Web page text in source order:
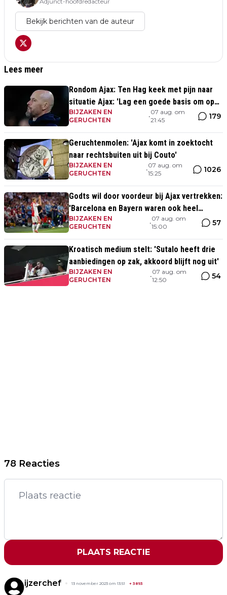
Bekijk berichten van de auteur
Lees meer
Rondom Ajax: Ten Hag keek met pijn naar
situatie Ajax: 'Lag een goede basis om op
voort te borduren'
BIJZAKEN EN
GERUCHTEN
•
07 aug. om
21:45
179
Geruchtenmolen: 'Ajax komt in zoektocht
naar rechtsbuiten uit bij Couto'
BIJZAKEN EN
GERUCHTEN
•
07 aug. om
15:25
1026
Godts wil door voordeur bij Ajax vertrekken:
'Barcelona en Bayern waren ook heel
serieus'
BIJZAKEN EN
GERUCHTEN
•
07 aug. om
15:00
57
Kroatisch medium stelt: 'Sutalo heeft drie
aanbiedingen op zak, akkoord blijft nog uit'
BIJZAKEN EN
GERUCHTEN
•
07 aug. om
12:50
54
78 Reacties
PLAATS REACTIE
ijzerchef 13 november 2023 om 13:51 + 3893